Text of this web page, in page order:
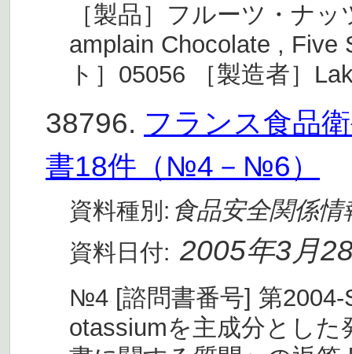
［製品］フルーツ・ナ
amplain Chocolate , Five
ト］05056 ［製造者］
38796. フランス食品
書18件（№4－№6）
資料種別: 食品安全関係情
資料日付: 2005年3月
№4 [諮問書番号] 第2004-
otassiumを主成分とした